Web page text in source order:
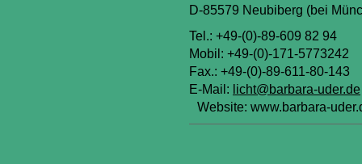
D-85579 Neubiberg (bei
Tel.: +49-(0)-89-609 82 94
Mobil: +49-(0)-171-5773242
Fax.: +49-(0)-89-611-80-143
E-Mail: licht@barbara-uder.de
Website: www.barbara-